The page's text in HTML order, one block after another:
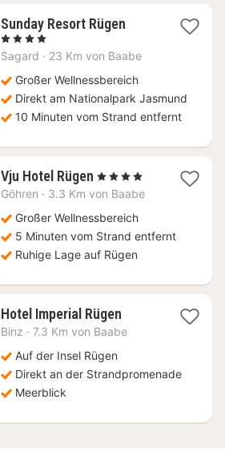
Sunday Resort Rügen2
ab
€
, 4 Sterne
Sagard · 23 Km von Baabe
Großer Wellnessbereich
Direkt am Nationalpark Jasmund
10 Minuten vom Strand entfernt
Vju Hotel Rügen 1
Nacht
174
€
, 4 Sterne
Göhren · 3.3 Km von Baabe
Großer Wellnessbereich
5 Minuten vom Strand entfernt
Ruhige Lage auf Rügen
Hotel Imperial Rügen1
Nacht
€
Binz · 7.3 Km von Baabe
Auf der Insel Rügen
Direkt an der Strandpromenade
Meerblick